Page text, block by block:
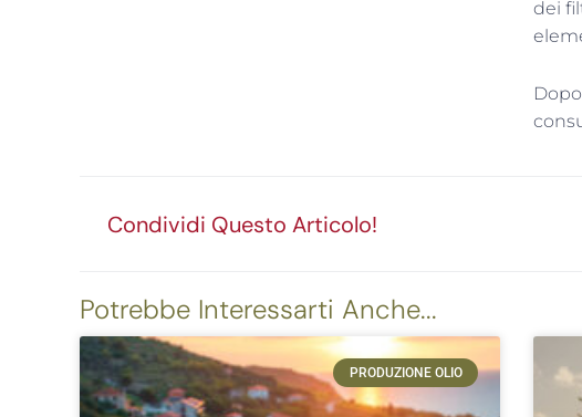
dei
Condividi Questo Articolo!
Potrebbe Interessarti Anche...
PRODUZIONE OLIO